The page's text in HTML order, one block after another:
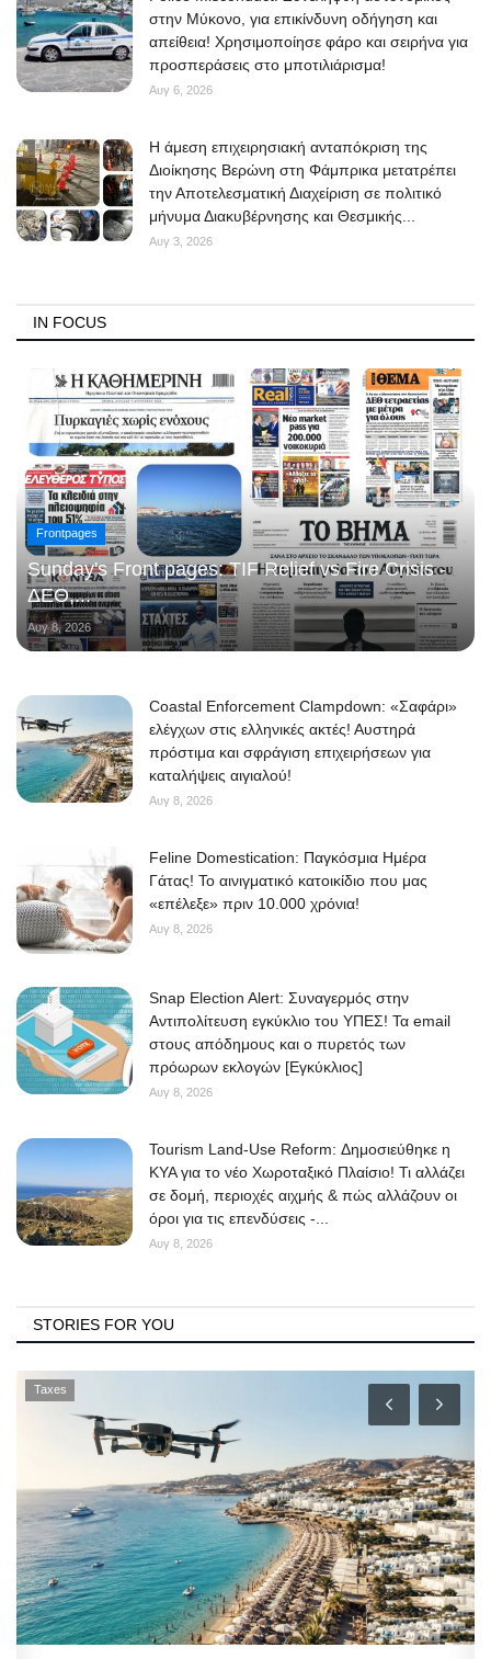
στην Μύκονο, για επικίνδυνη οδήγηση και
απείθεια! Χρησιμοποίησε φάρο και σειρήνα για
προσπεράσεις στο μποτιλιάρισμα!
Αυγ 6, 2026
Η άμεση επιχειρησιακή ανταπόκριση της
Διοίκησης Βερώνη στη Φάμπρικα μετατρέπει
την Αποτελεσματική Διαχείριση σε πολιτικό
μήνυμα Διακυβέρνησης και Θεσμικής...
Αυγ 3, 2026
IN FOCUS
Frontpages
Sunday's Front pages: TIF Relief vs Fire Crisis -
ΔΕΘ,...
Αυγ 8, 2026
Coastal Enforcement Clampdown: «Σαφάρι»
ελέγχων στις ελληνικές ακτές! Αυστηρά
πρόστιμα και σφράγιση επιχειρήσεων για
καταλήψεις αιγιαλού!
Αυγ 8, 2026
Feline Domestication: Παγκόσμια Ημέρα
Γάτας! Το αινιγματικό κατοικίδιο που μας
«επέλεξε» πριν 10.000 χρόνια!
Αυγ 8, 2026
Snap Election Alert: Συναγερμός στην
Αντιπολίτευση εγκύκλιο του ΥΠΕΣ! Τα email
στους απόδημους και ο πυρετός των
πρόωρων εκλογών [Εγκύκλιος]
Αυγ 8, 2026
Tourism Land-Use Reform: Δημοσιεύθηκε η
ΚΥΑ για το νέο Χωροταξικό Πλαίσιο! Τι αλλάζει
σε δομή, περιοχές αιχμής & πώς αλλάζουν οι
όροι για τις επενδύσεις -...
Αυγ 8, 2026
STORIES FOR YOU
Taxes